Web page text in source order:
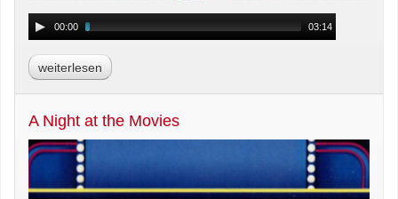
00:00 03:14
weiterlesen
A Night at the Movies